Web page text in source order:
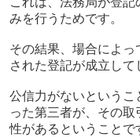
みを行うためです。
その結果、場合によ
された登記が成立して
公信力がないという
った第三者が、その
性があるということで